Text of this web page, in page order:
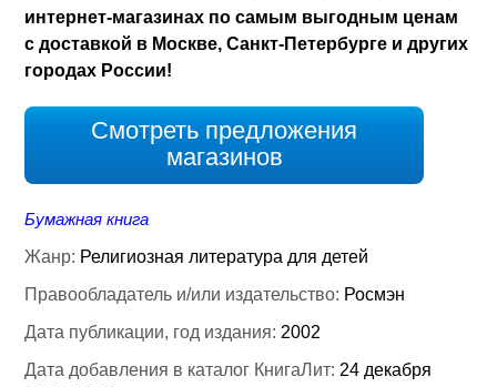
интернет-магазинах по самым выгодным ценам
с доставкой в Москве, Санкт-Петербурге и других
городах России!
Смотреть предложения
магазинов
Бумажная книга
Жанр: Религиозная литература для детей
Правообладатель и/или издательство: Росмэн
Дата публикации, год издания: 2002
Дата добавления в каталог КнигаЛит: 24 декабря